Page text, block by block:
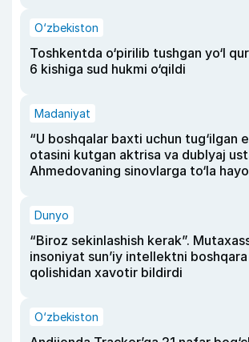
O‘zbekiston
Toshkentda o‘pirilib tushgan yo‘l
6 kishiga sud hukmi o‘qildi
Madaniyat
“U boshqalar baxti uchun tug‘ilgan
otasini kutgan aktrisa va dublyaj
Ahmedovaning sinovlarga to‘la
Dunyo
“Biroz sekinlashish kerak”.
insoniyat sun’iy intellektni
qolishidan xavotir bildirdi
O‘zbekiston